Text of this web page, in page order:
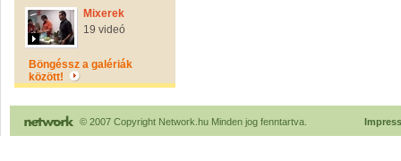
Mixerek
19 videó
Böngéssz a galériák
között!
© 2007 Copyright Network.hu Minden jog fenntartva.